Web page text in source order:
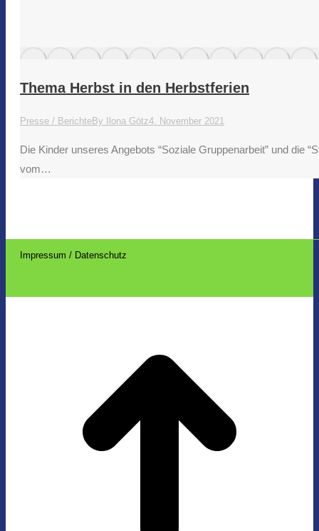
Thema Herbst in den Herbstferien
Presse / BerichteBy Ilona Götz4. November 2021
Die Kinder unseres Angebots “Soziale Gruppenarbeit” und die
vom…
Impressum / Datenschutz